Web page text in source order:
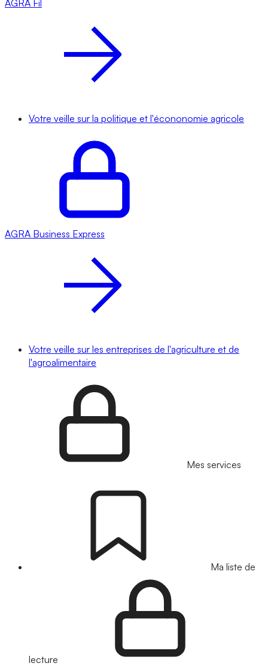
AGRA Fil
Votre veille sur la politique et l'écononomie agricole
AGRA Business Express
Votre veille sur les entreprises de l'agriculture et de
l'agroalimentaire
Mes services
Ma liste de
lecture